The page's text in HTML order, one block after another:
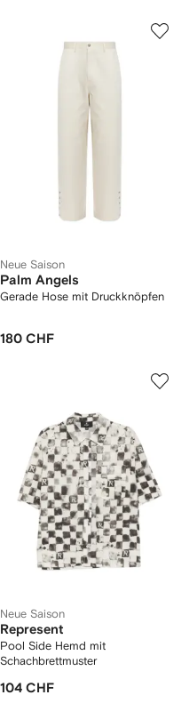
Neue Saison
Palm Angels
Gerade Hose mit Druckknöpfen
180 CHF
Neue Saison
Represent
Pool Side Hemd mit
Schachbrettmuster
104 CHF